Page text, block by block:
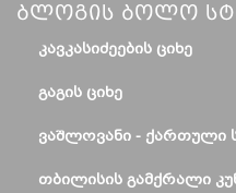
Ბლოგის Ბოლო
ᲙᲐᲕᲙᲐᲡᲘᲫᲔᲔᲑᲘᲡ ᲪᲘᲮᲔ
ᲒᲐᲒᲘᲡ ᲪᲘᲮᲔ
ᲕᲐᲨᲚᲝᲕᲐᲜᲘ - ᲥᲐᲠᲗᲣᲚᲘ
ᲗᲑᲘᲚᲘᲡᲘᲡ ᲒᲐᲛᲥᲠᲐᲚᲘ